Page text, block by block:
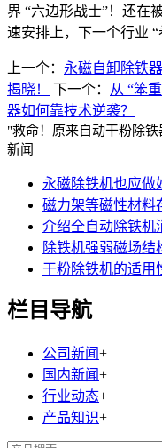
界 “六边形战士”！还在
速安排上，下一个行业 “
上一个： 永磁自卸除铁
揭晓！
下一个：
从 “笨
器如何靠技术逆袭？
"救命！原来自动干粉除
新闻
永磁除铁机也应做
磁力架等磁性材料
介绍全自动除铁机
除铁机强弱磁场结
干粉除铁机的适用
栏目导航
公司新闻+
国内新闻+
行业动态+
产品知识+